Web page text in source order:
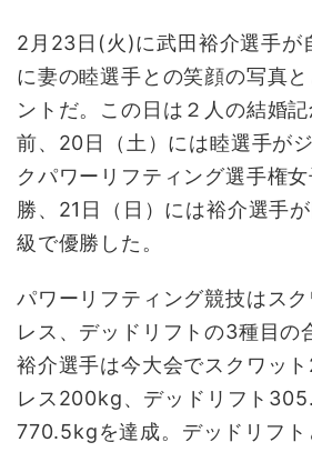
2月23日(火)に武田裕介選手
に妻の睦選手との笑顔の写真
ントだ。この日は２人の結婚
前、20日（土）には睦選手が
クパワーリフティング選手権
勝、21日（日）には裕介選手
級で優勝した。
パワーリフティング競技はス
レス、デッドリフトの3種目の
裕介選手は今大会でスクワッ
レス200kg、デッドリフト
770.5kgを達成。デッドリフト